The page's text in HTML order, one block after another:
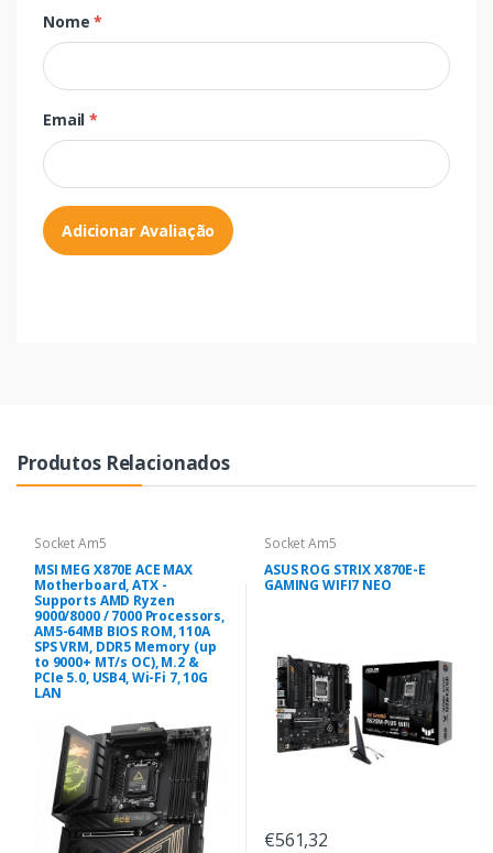
Nome*
Email*
Adicionar Avaliação
Produtos Relacionados
Socket Am5
MSI MEG X870E ACE MAX
Motherboard, ATX -
Supports AMD Ryzen
9000/8000 / 7000 Processors,
AM5-64MB BIOS ROM, 110A
SPS VRM, DDR5 Memory (up
to 9000+ MT/s OC), M.2 &
PCIe 5.0, USB4, Wi-Fi 7, 10G
LAN
Socket Am5
ASUS ROG STRIX X870E-E
GAMING WIFI7 NEO
€561,32